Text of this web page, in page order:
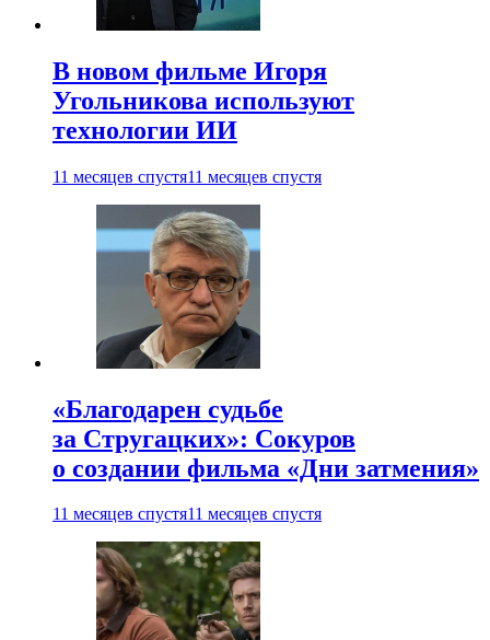
В новом фильме Игоря
Угольникова используют
технологии ИИ
11 месяцев спустя11 месяцев спустя
«Благодарен судьбе
за Стругацких»: Сокуров
о создании фильма «Дни затмения»
11 месяцев спустя11 месяцев спустя